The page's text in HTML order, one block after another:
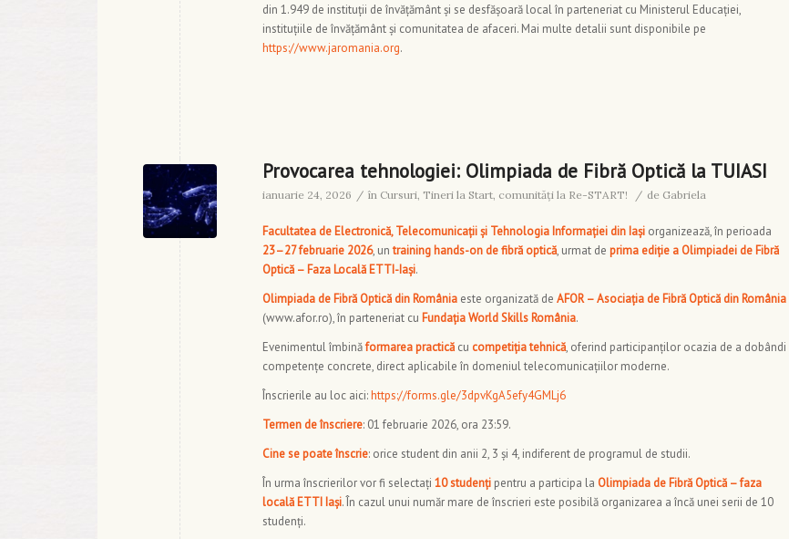
din 1.949 de instituții de învățământ și se desfășoară local în parteneriat cu Ministerul Educației,
instituțiile de învățământ și comunitatea de afaceri. Mai multe detalii sunt disponibile pe
https://www.jaromania.org.
Provocarea tehnologiei: Olimpiada de Fibră Optică la TUIASI
ianuarie 24, 2026 / în Cursuri Tineri la Start, comunități la Re-START! / de Gabriela
Facultatea de Electronică, Telecomunicații și Tehnologia Informației din Iași organizează, în perioada
23–27 februarie 2026, untraining hands-on de fibră optică, urmat de prima ediție a Olimpiadei de Fibră
Optică – Faza Locală ETTI-Iași.
Olimpiada de Fibră Optică din România este organizată de AFOR – Asociația de Fibră Optică din România
(www.afor.ro), în parteneriat cu Fundația World Skills România.
Evenimentul îmbinăformarea practică cu competiția tehnică, oferind participanților ocazia de a dobândi
competențe concrete, direct aplicabile în domeniul telecomunicațiilor moderne.
Înscrierile au loc aici:https://forms.gle/3dpvKgA5efy4GMLj6
Termen de înscriere: 01 februarie 2026, ora 23:59.
Cine se poate înscrie: orice student din anii 2, 3 și 4, indiferent de programul de studii.
În urma înscrierilor vor fi selectați 10 studenți pentru a participa la Olimpiada de Fibră Optică – faza
locală ETTI Iași. În cazul unui număr mare de înscrieri este posibilă organizarea a încă unei serii de 10
studenți.